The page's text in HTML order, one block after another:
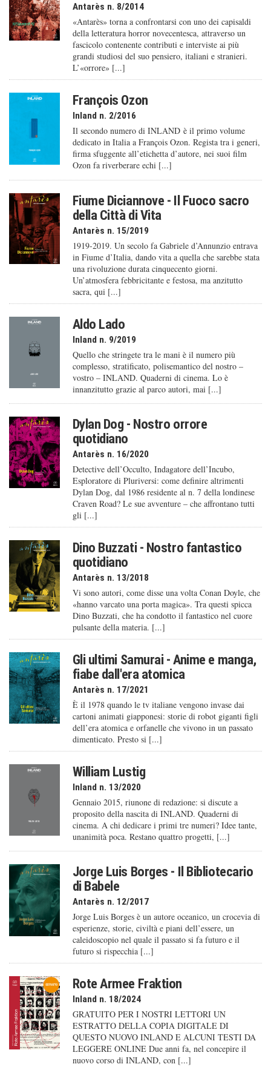
Antarès n. 8/2014
«Antarès» torna a confrontarsi con uno dei capisaldi
della letteratura horror novecentesca, attraverso un
fascicolo contenente contributi e interviste ai più
grandi studiosi del suo pensiero, italiani e stranieri.
L’«orrore» [...]
François Ozon
Inland n. 2/2016
Il secondo numero di INLAND è il primo volume
dedicato in Italia a François Ozon. Regista tra i generi,
firma sfuggente all’etichetta d’autore, nei suoi film
Ozon fa riverberare echi [...]
Fiume Diciannove - Il Fuoco sacro
della Città di Vita
Antarès n. 15/2019
1919-2019. Un secolo fa Gabriele d’Annunzio entrava
in Fiume d’Italia, dando vita a quella che sarebbe stata
una rivoluzione durata cinquecento giorni.
Un’atmosfera febbricitante e festosa, ma anzitutto
sacra, qui [...]
Aldo Lado
Inland n. 9/2019
Quello che stringete tra le mani è il numero più
complesso, stratificato, polisemantico del nostro –
vostro – INLAND. Quaderni di cinema. Lo è
innanzitutto grazie al parco autori, mai [...]
Dylan Dog - Nostro orrore
quotidiano
Antarès n. 16/2020
Detective dell’Occulto, Indagatore dell’Incubo,
Esploratore di Pluriversi: come definire altrimenti
Dylan Dog, dal 1986 residente al n. 7 della londinese
Craven Road? Le sue avventure – che affrontano tutti
gli [...]
Dino Buzzati - Nostro fantastico
quotidiano
Antarès n. 13/2018
Vi sono autori, come disse una volta Conan Doyle, che
«hanno varcato una porta magica». Tra questi spicca
Dino Buzzati, che ha condotto il fantastico nel cuore
pulsante della materia. [...]
Gli ultimi Samurai - Anime e manga,
fiabe dall'era atomica
Antarès n. 17/2021
È il 1978 quando le tv italiane vengono invase dai
cartoni animati giapponesi: storie di robot giganti figli
dell’era atomica e orfanelle che vivono in un passato
dimenticato. Presto si [...]
William Lustig
Inland n. 13/2020
Gennaio 2015, riunone di redazione: si discute a
proposito della nascita di INLAND. Quaderni di
cinema. A chi dedicare i primi tre numeri? Idee tante,
unanimità poca. Restano quattro progetti, [...]
Jorge Luis Borges - Il Bibliotecario
di Babele
Antarès n. 12/2017
Jorge Luis Borges è un autore oceanico, un crocevia di
esperienze, storie, civiltà e piani dell’essere, un
caleido­scopio nel quale il passato si fa futuro e il
futuro si rispecchia [...]
Rote Armee Fraktion
Inland n. 18/2024
GRATUITO PER I NOSTRI LETTORI UN
ESTRATTO DELLA COPIA DIGITALE DI
QUESTO NUOVO INLAND E ALCUNI TESTI DA
LEGGERE ONLINE Due anni fa, nel concepire il
nuovo corso di INLAND, con [...]